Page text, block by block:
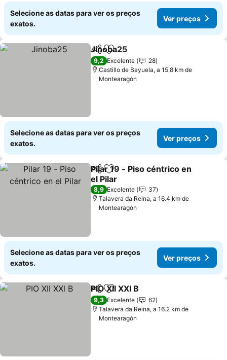
Selecione as datas para ver os preços
exatos.
Ver preços
PartilharAdicionar aos favoritos
Jinoba25
9,2 Excelente
28
Castillo de Bayuela, a 15.8 km de
Montearagón
Selecione as datas para ver os preços
exatos.
Ver preços
PartilharAdicionar aos favoritos
Pilar 19 - Piso céntrico en
el Pilar
Ver preços
8,9 Excelente
37
Talavera da Reina, a 16.4 km de
Montearagón
Selecione as datas para ver os preços
exatos.
Ver preços
PartilharAdicionar aos favoritos
PIO XII XXl B
9,3 Excelente
62
Talavera da Reina, a 16.2 km de
Montearagón